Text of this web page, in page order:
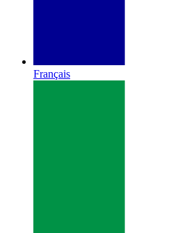
Français